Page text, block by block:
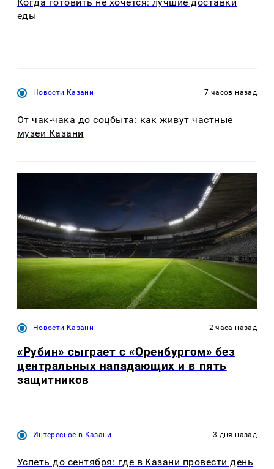
еды
Новости Казани 7 часов назад
От чак-чака до соцбыта: как живут частные
музеи Казани
Новости Казани 2 часа назад
«Рубин» сыграет с «Оренбургом» без
центральных нападающих и в пять
защитников
Интересное в Казани 3 дня назад
Успеть до сентября: где в Казани провести день